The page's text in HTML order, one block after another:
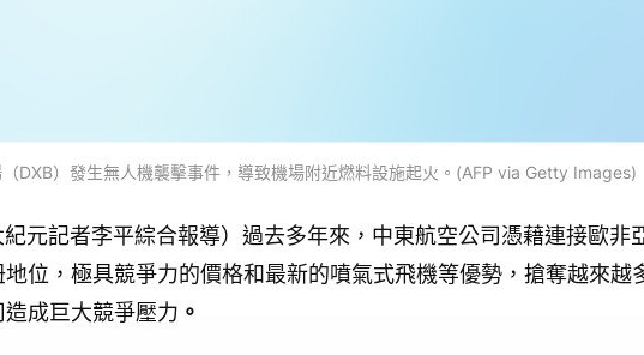
DXB）發生無人機襲擊事件，導致機場附近燃料設施起火。(AFP via Getty Images)
元記者李平綜合報導）過去多年來，中東航空公司憑藉連接歐非
位，極具競爭力的價格和最新的噴氣式飛機等優勢，搶奪越來越
成巨大競爭壓力 。